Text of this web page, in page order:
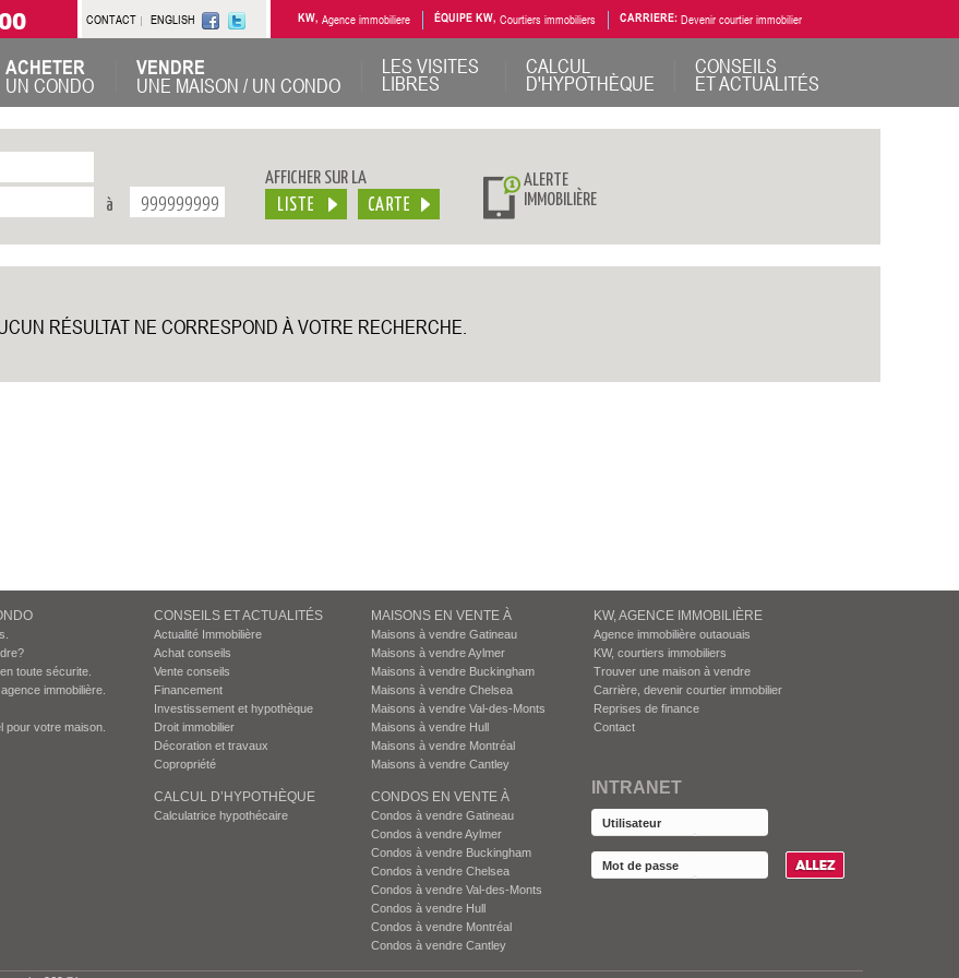
CONTACT ENGLISH KW, Agence immobiliere ÉQUIPE KW, Courtiers immobiliers CARRIERE: Devenir courtier immobilier
ACHETER
UN CONDO
VENDRE
UNE MAISON / UN CONDO
LES VISITES
LIBRES
CALCUL
D'HYPOTHÈQUE
CONSEILS
ET ACTUALITÉS
à
AFFICHER SUR LA
ALERTE
IMMOBILIÈRE
RÉSULTAT NE CORRESPOND À VOTRE RECHERCHE.
toute sécurite.
immobilière.
pour votre maison.
CONSEILS ET ACTUALITÉS
Actualité Immobilière
Achat conseils
Vente conseils
Financement
Investissement et hypothèque
Droit immobilier
Décoration et travaux
Copropriété
CALCUL D’HYPOTHÈQUE
Calculatrice hypothécaire
MAISONS EN VENTE À
Maisons à vendre Gatineau
Maisons à vendre Aylmer
Maisons à vendre Buckingham
Maisons à vendre Chelsea
Maisons à vendre Val-des-Monts
Maisons à vendre Hull
Maisons à vendre Montréal
Maisons à vendre Cantley
CONDOS EN VENTE À
Condos à vendre Gatineau
Condos à vendre Aylmer
Condos à vendre Buckingham
Condos à vendre Chelsea
Condos à vendre Val-des-Monts
Condos à vendre Hull
Condos à vendre Montréal
Condos à vendre Cantley
KW, AGENCE IMMOBILIÈRE
Agence immobilière outaouais
KW, courtiers immobiliers
Trouver une maison à vendre
Carrière, devenir courtier immobilier
Reprises de finance
Contact
INTRANET